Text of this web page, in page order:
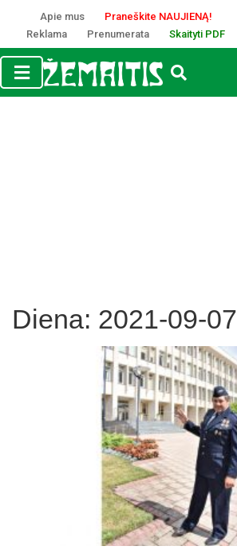
Apie mus
Praneškite NAUJIENĄ!
Reklama
Prenumerata Skaityti PDF
Diena: 2021-09-07